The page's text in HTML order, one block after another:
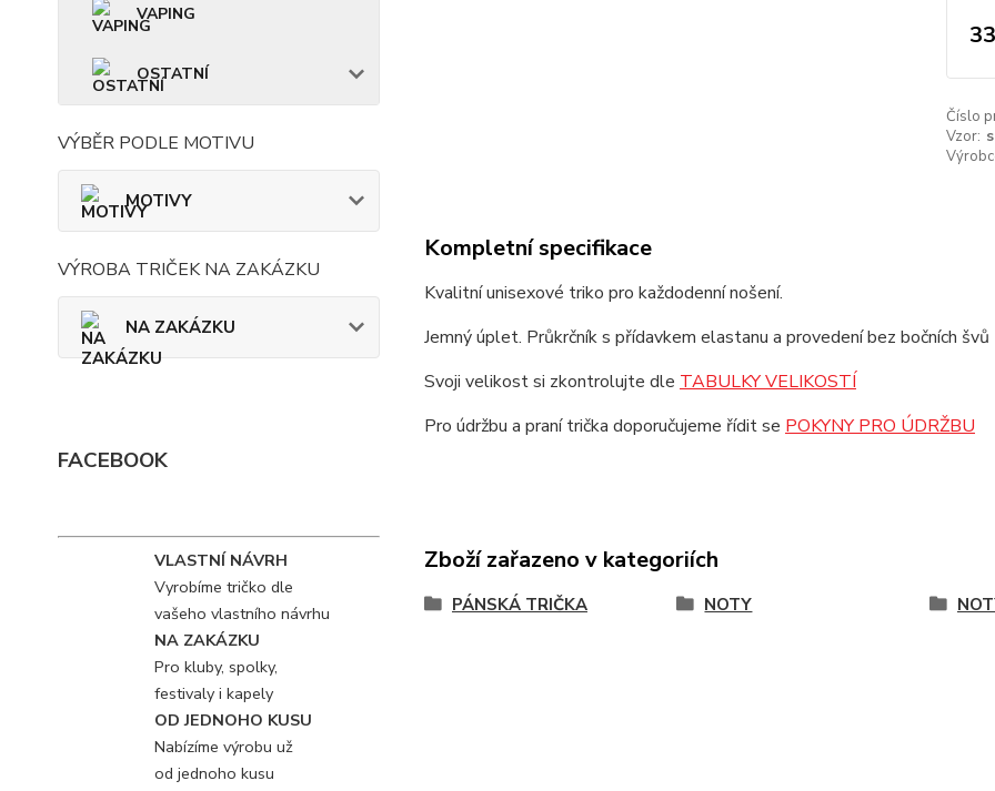
VAPING
OSTATNÍ
VÝBĚR PODLE MOTIVU
MOTIVY
VÝROBA TRIČEK NA ZAKÁZKU
NA ZAKÁZKU
FACEBOOK
VLASTNÍ NÁVRH
Vyrobíme tričko dle
vašeho vlastního návrhu
NA ZAKÁZKU
Pro kluby, spolky,
festivaly i kapely
OD JEDNOHO KUSU
Nabízíme výrobu už
od jednoho kusu
Číslo
Vzor:
Kompletní specifikace
Kvalitní unisexové triko pro každodenní nošení.
Jemný úplet. Průkrčník s přídavkem elastanu a provedení bez bočních
Svoji velikost si zkontrolujte dle TABULKY VELIKOSTÍ
Pro údržbu a praní trička doporučujeme řídit se POKYNY PRO ÚDRŽBU
Zboží zařazeno v kategoriích
PÁNSKÁ TRIČKA NOTY